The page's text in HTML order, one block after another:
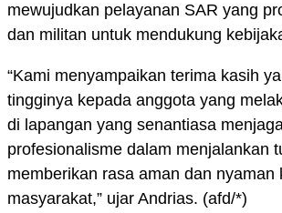
mewujudkan pelayanan SAR yang
dan militan untuk mendukung
“Kami menyampaikan terima kasih
tingginya kepada anggota yang
di lapangan yang senantiasa
profesionalisme dalam menjalankan
memberikan rasa aman dan nyaman
masyarakat,” ujar Andrias. (afd/*)